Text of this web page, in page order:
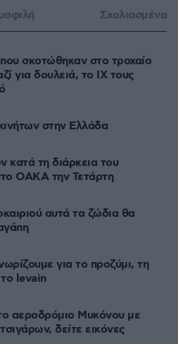
Σχολιασμένα
σκοτώθηκαν στο τροχαίο
για δουλειά, το ΙΧ τους
στην Ελλάδα
τη διάρκεια του
ΟΑΚΑ την Τετάρτη
αυτά τα ζώδια θα
για το προζύμι, τη
levain
αεροδρόμιο Μυκόνου με
δείτε εικόνες